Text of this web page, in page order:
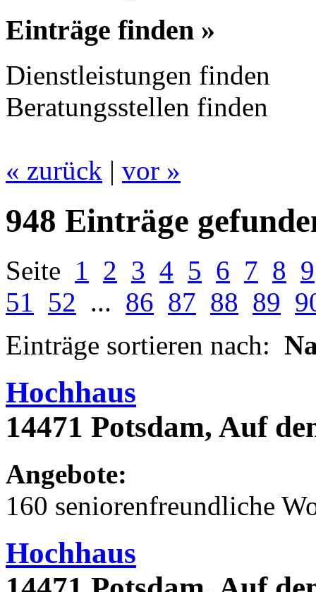
Einträge finden »
Dienstleistungen finden
Beratungsstellen finden
« zurück | vor »
948 Einträge
Seite 1 2 3 4 5 6 7 8 9
51
52 ... 86 87 88 89
Einträge sortieren nach:
Hochhaus
14471 Potsdam, Auf
Angebote:
160 seniorenfreundliche
Hochhaus